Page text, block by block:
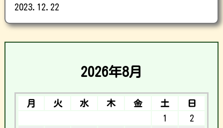
2023.12.22
2026年8月
月 火 水 木 金 土
日
1
2